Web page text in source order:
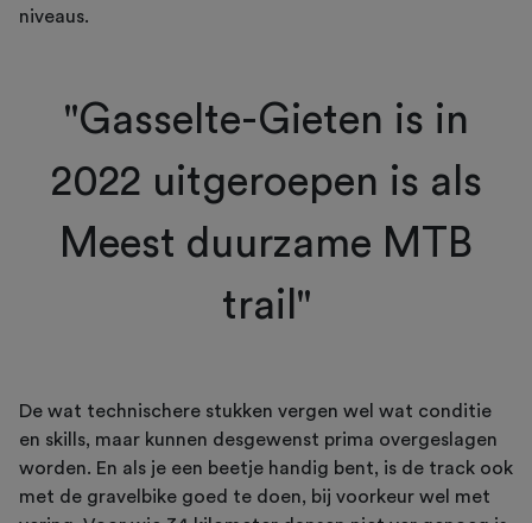
niveaus.
"Gasselte-Gieten is in
2022 uitgeroepen is als
Meest duurzame MTB
trail"
De wat technischere stukken vergen wel wat conditie
en skills, maar kunnen desgewenst prima overgeslagen
worden. En als je een beetje handig bent, is de track ook
met de gravelbike goed te doen, bij voorkeur wel met